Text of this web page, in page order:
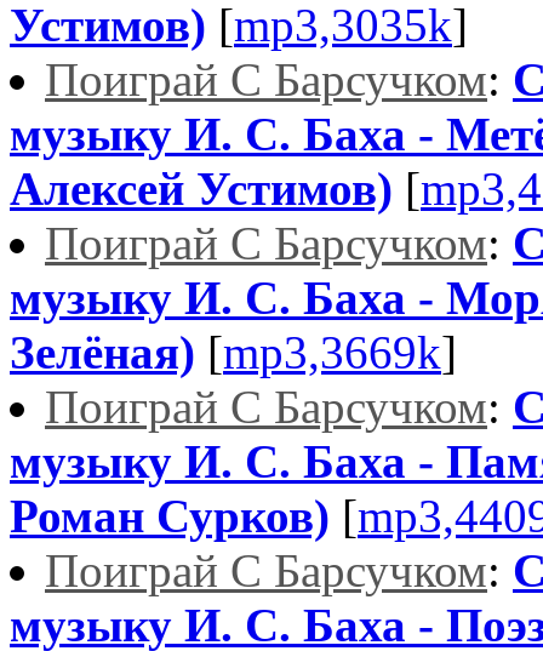
Устимов) [mp3,3035k]
Поиграй С Барсучком:
музыку И. С. Баха -
Алексей Устимов) [
Поиграй С Барсучком:
музыку И. С. Баха -
Зелёная) [mp3,3669k]
Поиграй С Барсучком:
музыку И. С. Баха -
Роман Сурков) [
Поиграй С Барсучком:
музыку И. С. Баха -